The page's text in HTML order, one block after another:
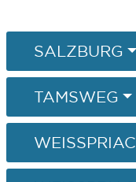
SALZBURG
TAMSWEG
WEISSPRIACH